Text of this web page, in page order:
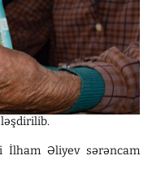
İlham Əliyev sərəncam